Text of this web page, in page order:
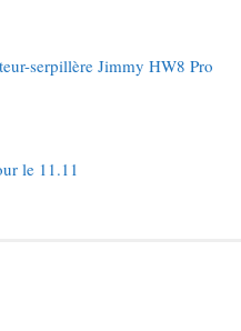
serpillère Jimmy HW8 Pro
le 11.11